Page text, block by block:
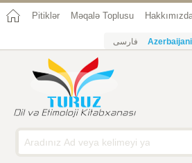
Pitiklər Məqalə Toplusu
فارسی Azerbaijani